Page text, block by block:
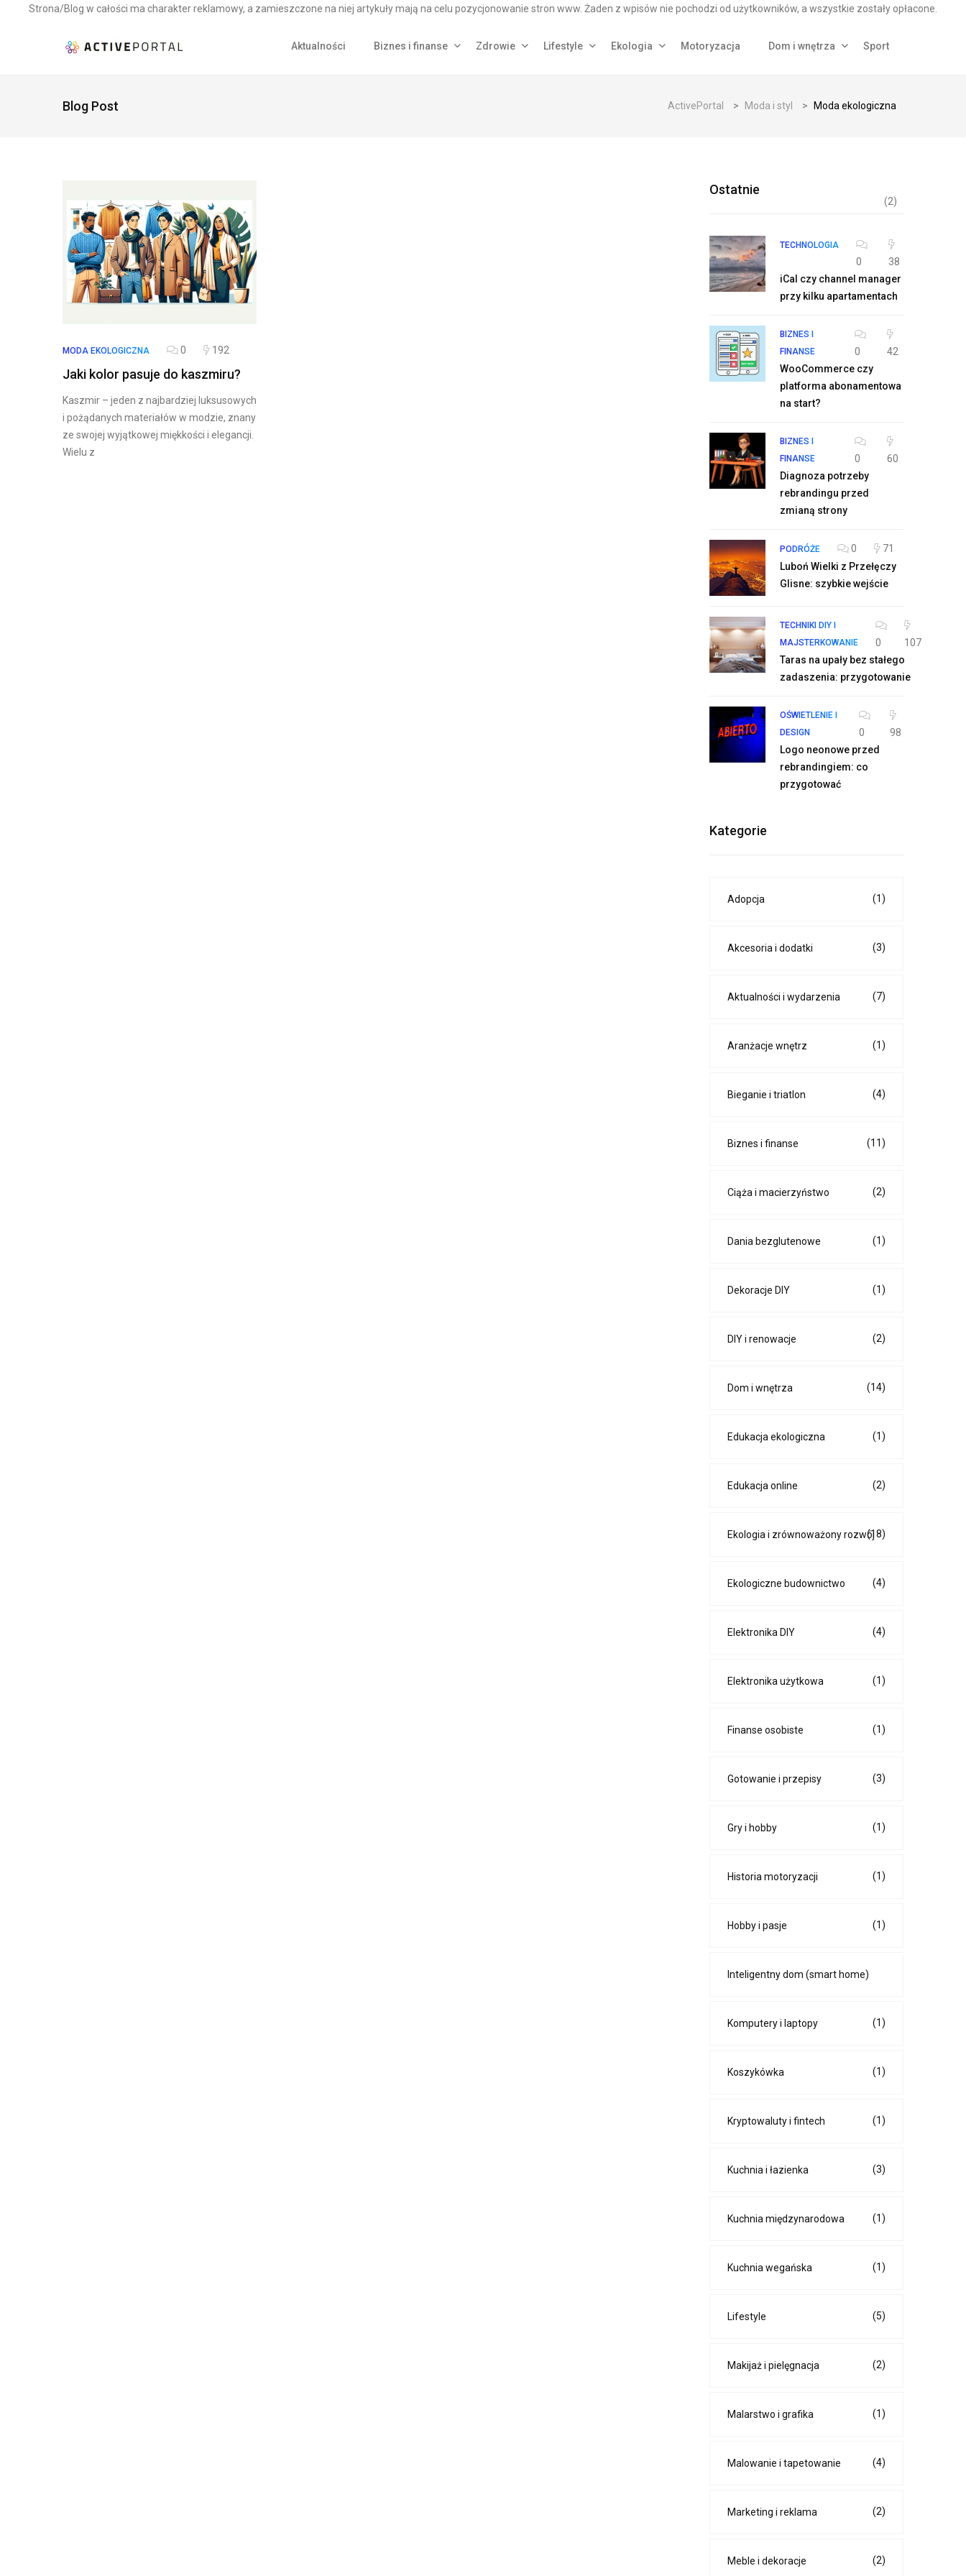
Strona/Blog w całości ma charakter reklamowy, a zamieszczone na niej artykuły mają na celu pozycjonowanie stron www. Żaden z wpisów nie pochodzi od użytkowników, a wszystkie zostały opłacone.
Aktualności Biznes i finanse Zdrowie Lifestyle Ekologia Motoryzacja Dom i wnętrza Sport
Blog Post ActivePortal > Moda i styl > Moda ekologiczna
MODA EKOLOGICZNA 0 192
Jaki kolor pasuje do kaszmiru?
Kaszmir – jeden z najbardziej luksusowych
i pożądanych materiałów w modzie, znany
ze swojej wyjątkowej miękkości i elegancji.
Wielu z
Ostatnie
TECHNOLOGIA
0
38
iCal czy channel manager
przy kilku apartamentach
BIZNES I
FINANSE
0
42
WooCommerce czy
platforma abonamentowa
na start?
BIZNES I
FINANSE
0
60
Diagnoza potrzeby
rebrandingu przed
zmianą strony
PODRÓŻE 0
71
Luboń Wielki z Przełęczy
Glisne: szybkie wejście
TECHNIKI DIY I
MAJSTERKOWANIE
0
107
Taras na upały bez stałego
zadaszenia: przygotowanie
OŚWIETLENIE I
DESIGN
0
98
Logo neonowe przed
rebrandingiem: co
przygotować
Kategorie
Adopcja (1)
Akcesoria i dodatki (3)
Aktualności i wydarzenia (7)
Aranżacje wnętrz (1)
Bieganie i triatlon (4)
Biznes i finanse (11)
Ciąża i macierzyństwo (2)
Dania bezglutenowe (1)
Dekoracje DIY (1)
DIY i renowacje (2)
Dom i wnętrza (14)
Edukacja ekologiczna (1)
Edukacja online (2)
Ekologia i zrównoważony rozwój(18)
Ekologiczne budownictwo (4)
Elektronika DIY (4)
Elektronika użytkowa (1)
Finanse osobiste (1)
Gotowanie i przepisy (3)
Gry i hobby (1)
Historia motoryzacji (1)
Hobby i pasje (1)
Inteligentny dom (smart home)
(2)
Komputery i laptopy (1)
Koszykówka (1)
Kryptowaluty i fintech (1)
Kuchnia i łazienka (3)
Kuchnia międzynarodowa (1)
Kuchnia wegańska (1)
Lifestyle (5)
Makijaż i pielęgnacja (2)
Malarstwo i grafika (1)
Malowanie i tapetowanie (4)
Marketing i reklama (2)
Meble i dekoracje (2)